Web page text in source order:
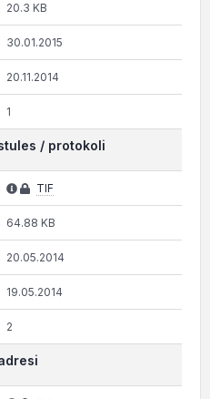
20.3 KB
30.01.2015
20.11.2014
1
/ protokoli
TIF
64.88 KB
20.05.2014
19.05.2014
2